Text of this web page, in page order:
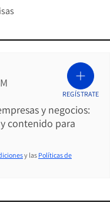
y negocios:
contenido para
REGÍSTRATE
y las Políticas de